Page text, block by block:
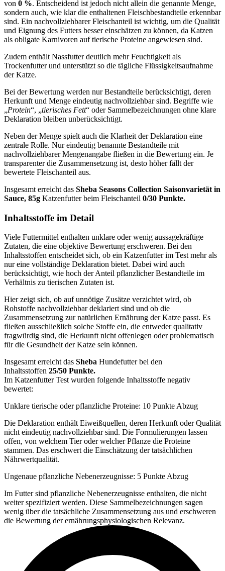
von 0 %. Entscheidend ist jedoch nicht allein die genannte Menge,
sondern auch, wie klar die enthaltenen Fleischbestandteile erkennbar
sind. Ein nachvollziehbarer Fleischanteil ist wichtig, um die Qualität
und Eignung des Futters besser einschätzen zu können, da Katzen
als obligate Karnivoren auf tierische Proteine angewiesen sind.
Zudem enthält Nassfutter deutlich mehr Feuchtigkeit als
Trockenfutter und unterstützt so die tägliche Flüssigkeitsaufnahme
der Katze.
Bei der Bewertung werden nur Bestandteile berücksichtigt, deren
Herkunft und Menge eindeutig nachvollziehbar sind. Begriffe wie
„Protein“, „tierisches Fett“ oder Sammelbezeichnungen ohne klare
Deklaration bleiben unberücksichtigt.
Neben der Menge spielt auch die Klarheit der Deklaration eine
zentrale Rolle. Nur eindeutig benannte Bestandteile mit
nachvollziehbarer Mengenangabe fließen in die Bewertung ein. Je
transparenter die Zusammensetzung ist, desto höher fällt der
bewertete Fleischanteil aus.
Insgesamt erreicht das Sheba Seasons Collection Saisonvarietät in
Sauce, 85g Katzenfutterbeim Fleischanteil 0/30 Punkte.
Inhaltsstoffe im Detail
Viele Futtermittel enthalten unklare oder wenig aussagekräftige
Zutaten, die eine objektive Bewertung erschweren. Bei den
Inhaltsstoffen entscheidet sich, ob ein Katzenfutter im Test mehr als
nur eine vollständige Deklaration bietet. Dabei wird auch
berücksichtigt, wie hoch der Anteil pflanzlicher Bestandteile im
Verhältnis zu tierischen Zutaten ist.
Hier zeigt sich, ob auf unnötige Zusätze verzichtet wird, ob
Rohstoffe nachvollziehbar deklariert sind und ob die
Zusammensetzung zur natürlichen Ernährung der Katze passt. Es
fließen ausschließlich solche Stoffe ein, die entweder qualitativ
fragwürdig sind, die Herkunft nicht offenlegen oder problematisch
für die Gesundheit der Katze sein können.
Insgesamt erreicht das Sheba Hundefutter bei den
Inhaltsstoffen 25/50 Punkte.
Im Katzenfutter Test wurden folgende Inhaltsstoffe negativ
bewertet:
Unklare tierische oder pflanzliche Proteine: 10 Punkte Abzug
Die Deklaration enthält Eiweißquellen, deren Herkunft oder Qualität
nicht eindeutig nachvollziehbar sind. Die Formulierungen lassen
offen, von welchem Tier oder welcher Pflanze die Proteine
stammen. Das erschwert die Einschätzung der tatsächlichen
Nährwertqualität.
Ungenaue pflanzliche Nebenerzeugnisse: 5 Punkte Abzug
Im Futter sind pflanzliche Nebenerzeugnisse enthalten, die nicht
weiter spezifiziert werden. Diese Sammelbezeichnungen sagen
wenig über die tatsächliche Zusammensetzung aus und erschweren
die Bewertung der ernährungsphysiologischen Relevanz.